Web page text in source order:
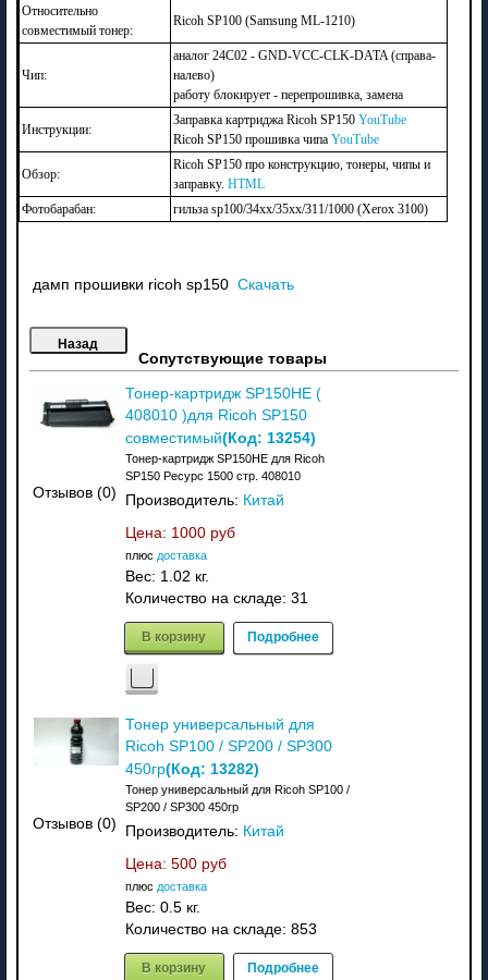
Относительно
совместимый тонер:
Ricoh SP100 (Samsung ML-1210)
Чип:
аналог 24С02 - GND-VCC-CLK-DATA (справа-
налево)
работу блокирует - перепрошивка, замена
Инструкции:
Заправка картриджа Ricoh SP150 YouTube
Ricoh SP150 прошивка чипа YouTube
Обзор:
Ricoh SP150 про конструкцию, тонеры, чипы и
заправку. HTML
Фотобарабан:
гильза sp100/34хх/35хх/311/1000 (Xerox 3100)
дамп прошивки ricoh sp150 Скачать
Сопутствующие товары
Отзывов (0)
Тонер-картридж SP150HE (
408010 )для Ricoh SP150
совместимый(Код: 13254)
Тонер-картридж SP150HE для Ricoh
SP150 Ресурс 1500 стр. 408010
Производитель: Китай
Цена: 1000 руб
плюс доставка
Вес: 1.02 кг.
Количество на складе: 31
В корзину Подробнее
Отзывов (0)
Тонер универсальный для
Ricoh SP100 / SP200 / SP300
450гр(Код: 13282)
Тонер универсальный для Ricoh SP100 /
SP200 / SP300 450гр
Производитель: Китай
Цена: 500 руб
плюс доставка
Вес: 0.5 кг.
Количество на складе: 853
В корзину Подробнее